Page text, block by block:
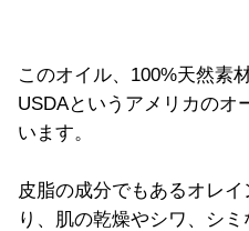
このオイル、100%天然素
USDAというアメリカのオ
います。
皮脂の成分でもあるオレ
り、肌の乾燥やシワ、シ